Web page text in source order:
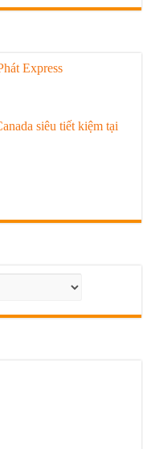
Express
siêu tiết kiệm tại